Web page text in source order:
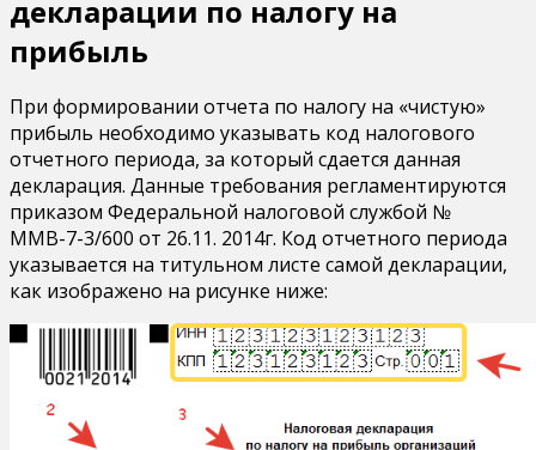
декларации по налогу на
прибыль
При формировании отчета по налогу на «чистую»
прибыль необходимо указывать код налогового
отчетного периода, за который сдается данная
декларация. Данные требования регламентируются
приказом Федеральной налоговой службой №
ММВ-7-3/600 от 26.11. 2014г. Код отчетного периода
указывается на титульном листе самой декларации,
как изображено на рисунке ниже: